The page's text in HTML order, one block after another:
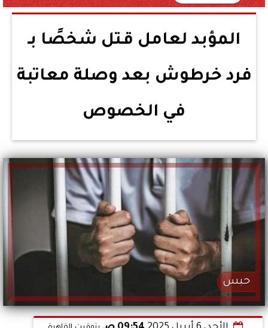
المؤبد لعامل قـتل شخصًا بـ
فرد خرطوش بعد وصلة معاتبة
في الخصوص
حبس